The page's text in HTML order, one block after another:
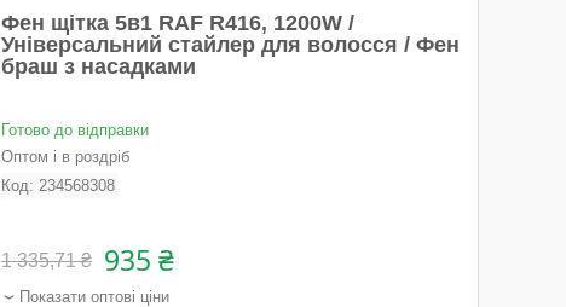
Фен щітка 5в1 RAF R416, 1200W /
Універсальний стайлер для волосся / Фен
браш з насадками
Готово до відправки
Оптом і в роздріб
Код: 234568308
1 335,71 ₴ 935 ₴
Показати оптові ціни